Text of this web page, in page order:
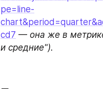
pe=line-
cd7 — она же в
и средние").